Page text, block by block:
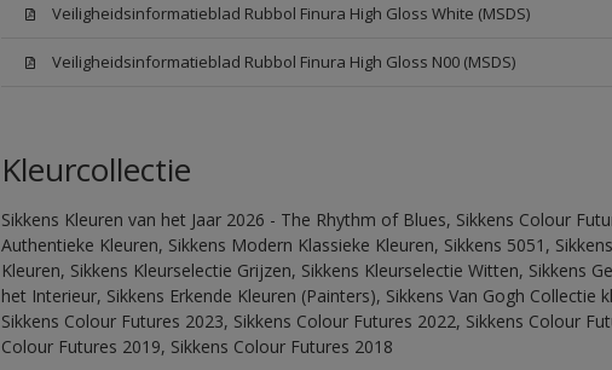
Veiligheidsinformatieblad Rubbol Finura High Gloss White (MSDS)
Veiligheidsinformatieblad Rubbol Finura High Gloss N00 (MSDS)
Kleurcollectie
Sikkens Kleuren van het Jaar 2026 - The Rhythm of Blues, Sikkens Colour
Authentieke Kleuren, Sikkens Modern Klassieke Kleuren, Sikkens 5051,
Kleuren, Sikkens Kleurselectie Grijzen, Sikkens Kleurselectie Witten, Sikkens
het Interieur, Sikkens Erkende Kleuren (Painters), Sikkens Van Gogh Collectie
Sikkens Colour Futures 2023, Sikkens Colour Futures 2022, Sikkens Colour
Colour Futures 2019, Sikkens Colour Futures 2018